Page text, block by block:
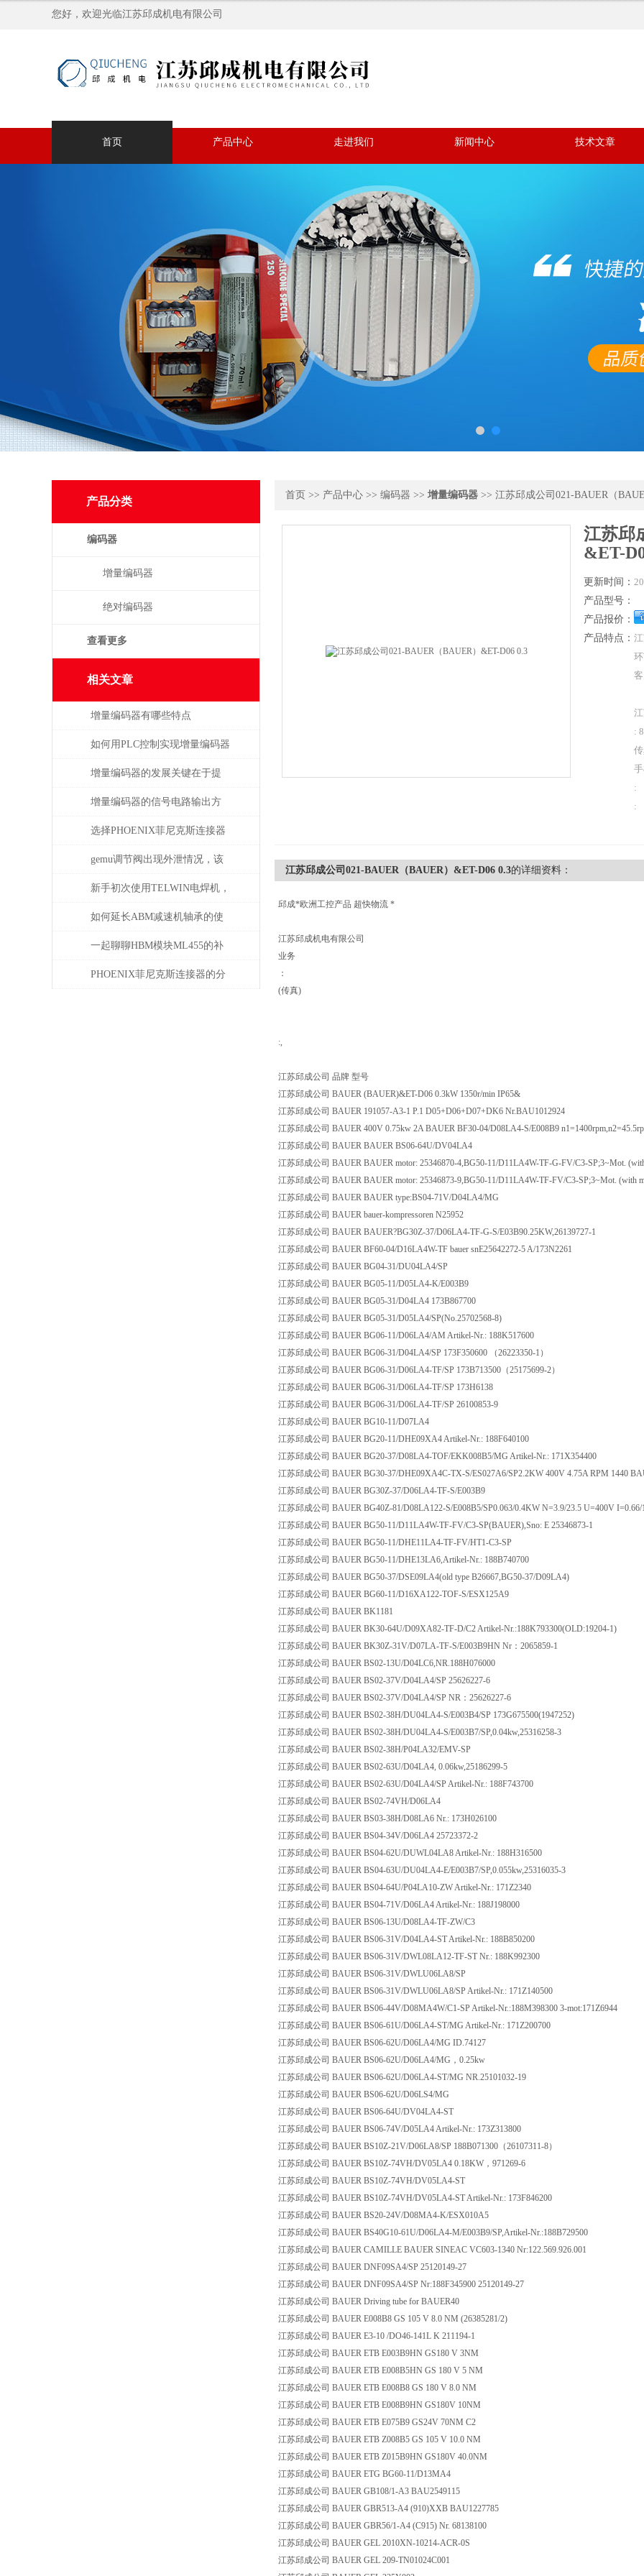
您好，欢迎光临江苏邱成机电有限公司
首页 产品中心 走进我们 新闻中心 技术文章
产品分类
编码器
增量编码器
绝对编码器
查看更多
相关文章
增量编码器有哪些特点
如何用PLC控制实现增量编码器
的定位功能？
增量编码器的发展关键在于提
升质量
增量编码器的信号电路输出方
式
选择PHOENIX菲尼克斯连接器
时需考虑哪些问题？
gemu调节阀出现外泄情况，该
如何处理
新手初次使用TELWIN电焊机，
需注意这几点
如何延长ABM减速机轴承的使
用寿命
一起聊聊HBM模块ML455的补
偿问题
PHOENIX菲尼克斯连接器的分
首页 >> 产品中心 >> 编码器 >> 增量编码器 >> 江苏邱成公司021-BAUER（
江苏邱
&ET-
更新时间：
产品型号：
产品报价：
产品特点：
:
:
:
江苏邱成公司021-BAUER（BAUER）&ET-D06 0.3的详细资料：
邱成*欧洲工控产品 超快物流 *
江苏邱成机电有限公司
业务
：
(传真)
:,
江苏邱成公司 品牌 型号
江苏邱成公司 BAUER (BAUER)&ET-D06 0.3kW 1350r/min IP65&
江苏邱成公司 BAUER 191057-A3-1 P.1 D05+D06+D07+DK6 Nr.BAU1012924
江苏邱成公司 BAUER 400V 0.75kw 2A BAUER BF30-04/D08LA4-S/E008B9
江苏邱成公司 BAUER BAUER BS06-64U/DV04LA4
江苏邱成公司 BAUER BAUER motor: 25346870-4,BG50-11/D11LA4W-TF-G-FV/C3-SP;3~Mot.
江苏邱成公司 BAUER BAUER motor: 25346873-9,BG50-11/D11LA4W-TF-FV/C3-SP;3~Mot. (with
江苏邱成公司 BAUER BAUER type:BS04-71V/D04LA4/MG
江苏邱成公司 BAUER bauer-kompressoren N25952
江苏邱成公司 BAUER BAUER?BG30Z-37/D06LA4-TF-G-S/E03B90.25KW,26139727-1
江苏邱成公司 BAUER BF60-04/D16LA4W-TF bauer snE25642272-5 A/173N2261
江苏邱成公司 BAUER BG04-31/DU04LA4/SP
江苏邱成公司 BAUER BG05-11/D05LA4-K/E003B9
江苏邱成公司 BAUER BG05-31/D04LA4 173B867700
江苏邱成公司 BAUER BG05-31/D05LA4/SP(No.25702568-8)
江苏邱成公司 BAUER BG06-11/D06LA4/AM Artikel-Nr.: 188K517600
江苏邱成公司 BAUER BG06-31/D04LA4/SP 173F350600 （26223350-1）
江苏邱成公司 BAUER BG06-31/D06LA4-TF/SP 173B713500（25175699-2）
江苏邱成公司 BAUER BG06-31/D06LA4-TF/SP 173H6138
江苏邱成公司 BAUER BG06-31/D06LA4-TF/SP 26100853-9
江苏邱成公司 BAUER BG10-11/D07LA4
江苏邱成公司 BAUER BG20-11/DHE09XA4 Artikel-Nr.: 188F640100
江苏邱成公司 BAUER BG20-37/D08LA4-TOF/EKK008B5/MG Artikel-Nr.: 171X354400
江苏邱成公司 BAUER BG30-37/DHE09XA4C-TX-S/ES027A6/SP2.2KW 400V 4.75A RPM 1440
江苏邱成公司 BAUER BG30Z-37/D06LA4-TF-S/E003B9
江苏邱成公司 BAUER BG40Z-81/D08LA122-S/E008B5/SP0.063/0.4KW N=3.9/23.5 U=400V
江苏邱成公司 BAUER BG50-11/D11LA4W-TF-FV/C3-SP(BAUER),Sno: E 25346873-1
江苏邱成公司 BAUER BG50-11/DHE11LA4-TF-FV/HT1-C3-SP
江苏邱成公司 BAUER BG50-11/DHE13LA6,Artikel-Nr.: 188B740700
江苏邱成公司 BAUER BG50-37/DSE09LA4(old type B26667,BG50-37/D09LA4)
江苏邱成公司 BAUER BG60-11/D16XA122-TOF-S/ESX125A9
江苏邱成公司 BAUER BK1181
江苏邱成公司 BAUER BK30-64U/D09XA82-TF-D/C2 Artikel-Nr.:188K793300(OLD:19204-1)
江苏邱成公司 BAUER BK30Z-31V/D07LA-TF-S/E003B9HN Nr：2065859-1
江苏邱成公司 BAUER BS02-13U/D04LC6,NR.188H076000
江苏邱成公司 BAUER BS02-37V/D04LA4/SP 25626227-6
江苏邱成公司 BAUER BS02-37V/D04LA4/SP NR：25626227-6
江苏邱成公司 BAUER BS02-38H/DU04LA4-S/E003B4/SP 173G675500(1947252)
江苏邱成公司 BAUER BS02-38H/DU04LA4-S/E003B7/SP,0.04kw,25316258-3
江苏邱成公司 BAUER BS02-38H/P04LA32/EMV-SP
江苏邱成公司 BAUER BS02-63U/D04LA4, 0.06kw,25186299-5
江苏邱成公司 BAUER BS02-63U/D04LA4/SP Artikel-Nr.: 188F743700
江苏邱成公司 BAUER BS02-74VH/D06LA4
江苏邱成公司 BAUER BS03-38H/D08LA6 Nr.: 173H026100
江苏邱成公司 BAUER BS04-34V/D06LA4 25723372-2
江苏邱成公司 BAUER BS04-62U/DUWL04LA8 Artikel-Nr.: 188H316500
江苏邱成公司 BAUER BS04-63U/DU04LA4-E/E003B7/SP,0.055kw,25316035-3
江苏邱成公司 BAUER BS04-64U/P04LA10-ZW Artikel-Nr.: 171Z2340
江苏邱成公司 BAUER BS04-71V/D06LA4 Artikel-Nr.: 188J198000
江苏邱成公司 BAUER BS06-13U/D08LA4-TF-ZW/C3
江苏邱成公司 BAUER BS06-31V/D04LA4-ST Artikel-Nr.: 188B850200
江苏邱成公司 BAUER BS06-31V/DWL08LA12-TF-ST Nr.: 188K992300
江苏邱成公司 BAUER BS06-31V/DWLU06LA8/SP
江苏邱成公司 BAUER BS06-31V/DWLU06LA8/SP Artikel-Nr.: 171Z140500
江苏邱成公司 BAUER BS06-44V/D08MA4W/C1-SP Artikel-Nr.:188M398300 3-mot:171Z6944
江苏邱成公司 BAUER BS06-61U/D06LA4-ST/MG Artikel-Nr.: 171Z200700
江苏邱成公司 BAUER BS06-62U/D06LA4/MG ID.74127
江苏邱成公司 BAUER BS06-62U/D06LA4/MG，0.25kw
江苏邱成公司 BAUER BS06-62U/D06LA4-ST/MG NR.25101032-19
江苏邱成公司 BAUER BS06-62U/D06LS4/MG
江苏邱成公司 BAUER BS06-64U/DV04LA4-ST
江苏邱成公司 BAUER BS06-74V/D05LA4 Artikel-Nr.: 173Z313800
江苏邱成公司 BAUER BS10Z-21V/D06LA8/SP 188B071300（26107311-8）
江苏邱成公司 BAUER BS10Z-74VH/DV05LA4 0.18KW，971269-6
江苏邱成公司 BAUER BS10Z-74VH/DV05LA4-ST
江苏邱成公司 BAUER BS10Z-74VH/DV05LA4-ST Artikel-Nr.: 173F846200
江苏邱成公司 BAUER BS20-24V/D08MA4-K/ESX010A5
江苏邱成公司 BAUER BS40G10-61U/D06LA4-M/E003B9/SP,Artikel-Nr.:188B729500
江苏邱成公司 BAUER CAMILLE BAUER SINEAC VC603-1340 Nr:122.569.926.001
江苏邱成公司 BAUER DNF09SA4/SP 25120149-27
江苏邱成公司 BAUER DNF09SA4/SP Nr:188F345900 25120149-27
江苏邱成公司 BAUER Driving tube for BAUER40
江苏邱成公司 BAUER E008B8 GS 105 V 8.0 NM (26385281/2)
江苏邱成公司 BAUER E3-10 /DO46-141L K 211194-1
江苏邱成公司 BAUER ETB E003B9HN GS180 V 3NM
江苏邱成公司 BAUER ETB E008B5HN GS 180 V 5 NM
江苏邱成公司 BAUER ETB E008B8 GS 180 V 8.0 NM
江苏邱成公司 BAUER ETB E008B9HN GS180V 10NM
江苏邱成公司 BAUER ETB E075B9 GS24V 70NM C2
江苏邱成公司 BAUER ETB Z008B5 GS 105 V 10.0 NM
江苏邱成公司 BAUER ETB Z015B9HN GS180V 40.0NM
江苏邱成公司 BAUER ETG BG60-11/D13MA4
江苏邱成公司 BAUER GB108/1-A3 BAU2549115
江苏邱成公司 BAUER GBR513-A4 (910)XXB BAU1227785
江苏邱成公司 BAUER GBR56/1-A4 (C915) Nr. 68138100
江苏邱成公司 BAUER GEL 2010XN-10214-ACR-0S
江苏邱成公司 BAUER GEL 209-TN01024C001